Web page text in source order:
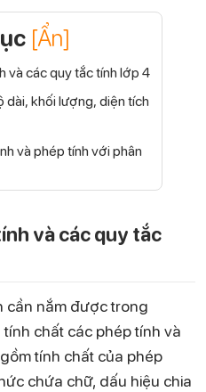
[Ẩn]
và các quy tắc tính lớp 4
dài, khối lượng, diện tích
và phép tính với phân
và các quy tắc
cần nắm được trong
chất các phép tính và
tính chất của phép
chứa chữ, dấu hiệu chia